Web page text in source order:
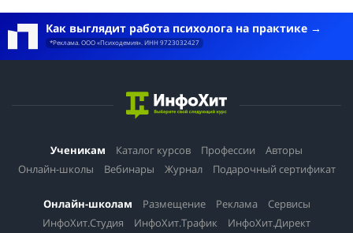
Как выглядит работа психолога на практике
*Реклама. ООО «Психодемия». ИНН 9723032427
Ученикам Каталог курсов Профессии
Авторы
Онлайн-школы
Вебинары Журнал Подарочный сертификат
Онлайн-школам Размещение Реклама
Сервисы
ИнфоХит.Студия
ИнфоХит.Трафик
ИнфоХит.Директ